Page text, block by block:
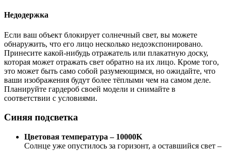
Недодержка
Если ваш объект блокирует солнечный свет, вы можете
обнаружить, что его лицо несколько недоэкспонировано.
Принесите какой-нибудь отражатель или плакатную доску,
которая может отражать свет обратно на их лицо. Кроме того,
это может быть само собой разумеющимся, но ожидайте, что
ваши изображения будут более тёплыми чем на самом деле.
Планируйте гардероб своей модели и снимайте в
соответствии с условиями.
Синяя подсветка
Цветовая температура – 10000K
Солнце уже опустилось за горизонт, а оставшийся свет –